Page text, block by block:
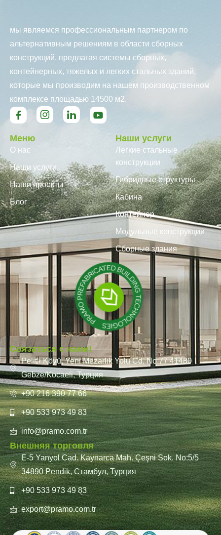
мы являемся профессиональным партнером по
альтернативным решениям в области сборных
конструкций, предлагая системы сборных,
контейнерных, тяжелых и легких стальных зданий,
которые мы производим на нашем производственном
комплексе площадью 14500 м2.
Меню
О нас
Наши услуги
Наши проекты
Блог
Наши услуги
Легкие стальные
конструкции
Гибридные структуры
Кабина
Контейнер
Модульные конструкции
Сборные здания
Связаться с нами!
Pelitli Köyü, Yeni Mezarlık Yolu Cd. No:77 41480
Gebze/Kocaeli, Турция
+90 216 390 77 66
+90 533 973 49 83
info@pramo.com.tr
Внешняя торговля
E-5 Yanyol Cad. Kaynarca Mah. Çeşni Sok. No:5/5
34890 Pendik, Стамбул, Турция
+90 533 973 49 83
export@pramo.com.tr